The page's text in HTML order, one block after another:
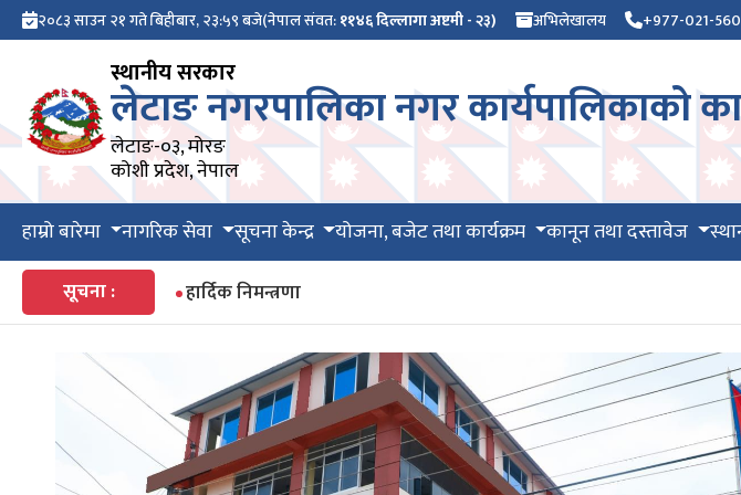
२०८३ साउन २१ गते बिहीबार, २३:५९ बजे(नेपाल संवत:११४६ दिल्लागा अष्टमी - २३) अभिलेखालय +977-021-
स्थानीय सरकार
लेटाङ नगरपालिका नगर कार्यपालिकाको
लेटाङ-०३, मोरङ
कोशी प्रदेश, नेपाल
हाम्रो बारेमा नागरिक सेवा सूचना केन्द्र योजना, बजेट तथा कार्यक्रम कानून तथा दस्तावेज
सूचना :